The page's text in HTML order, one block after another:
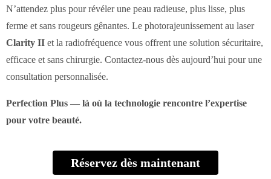
N’attendez plus pour révéler une peau radieuse, plus lisse, plus
ferme et sans rougeurs gênantes. Le photorajeunissement au laser
Clarity II et la radiofréquence vous offrent une solution sécuritaire,
efficace et sans chirurgie. Contactez-nous dès aujourd’hui pour une
consultation personnalisée.
Perfection Plus — là où la technologie rencontre l’expertise
pour votre beauté.
Réservez dès maintenant